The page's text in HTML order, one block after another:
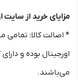
مزایای خرید از سایت
* اصالت کالا: تمامی
اورجینال بوده و
می‌باشند.